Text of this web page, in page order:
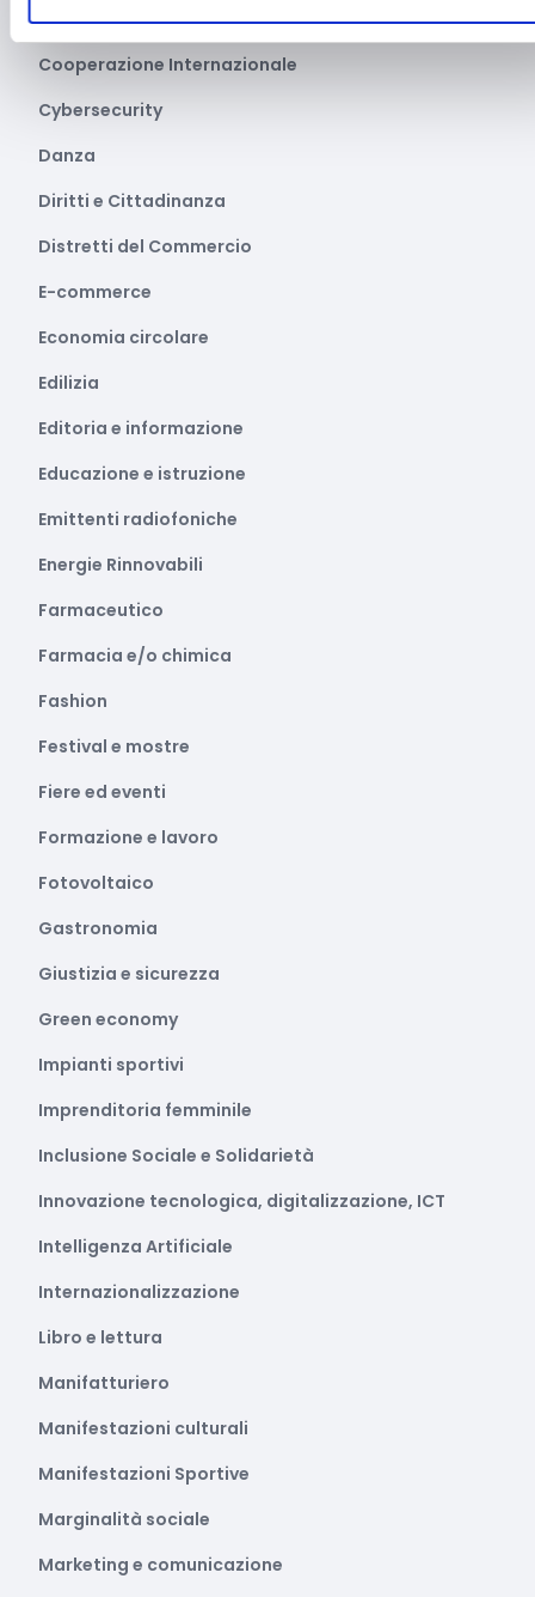
Consulenza specializzata
Cooperazione Internazionale
Cybersecurity
Danza
Diritti e Cittadinanza
Distretti del Commercio
E-commerce
Economia circolare
Edilizia
Editoria e informazione
Educazione e istruzione
Emittenti radiofoniche
Energie Rinnovabili
Farmaceutico
Farmacia e/o chimica
Fashion
Festival e mostre
Fiere ed eventi
Formazione e lavoro
Fotovoltaico
Gastronomia
Giustizia e sicurezza
Green economy
Impianti sportivi
Imprenditoria femminile
Inclusione Sociale e Solidarietà
Innovazione tecnologica, digitalizzazione, ICT
Intelligenza Artificiale
Internazionalizzazione
Libro e lettura
Manifatturiero
Manifestazioni culturali
Manifestazioni Sportive
Marginalità sociale
Marketing e comunicazione